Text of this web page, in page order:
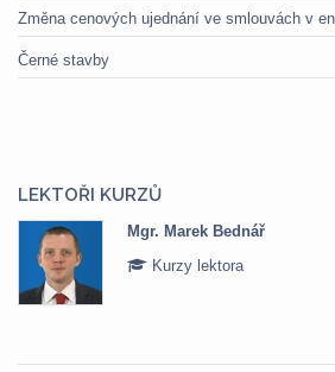
Změna cenových ujednání ve smlouvách v
Černé stavby
LEKTOŘI KURZŮ
Mgr. Veronika Pázmányová
Kurzy lektora